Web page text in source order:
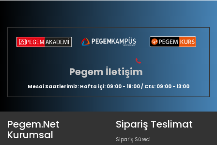
Pegem İletişim
Mesai Saatlerimiz: Hafta içi: 09:00 - 18:00 / Cts: 09:00 - 13:00
Pegem.Net
Kurumsal
Sipariş Teslimat
Sipariş Süreci